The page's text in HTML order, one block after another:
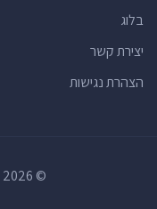
בלוג
יצירת קשר
הצהרת נגישות
© 2026 ווביקה. כל הזכויות שמורות